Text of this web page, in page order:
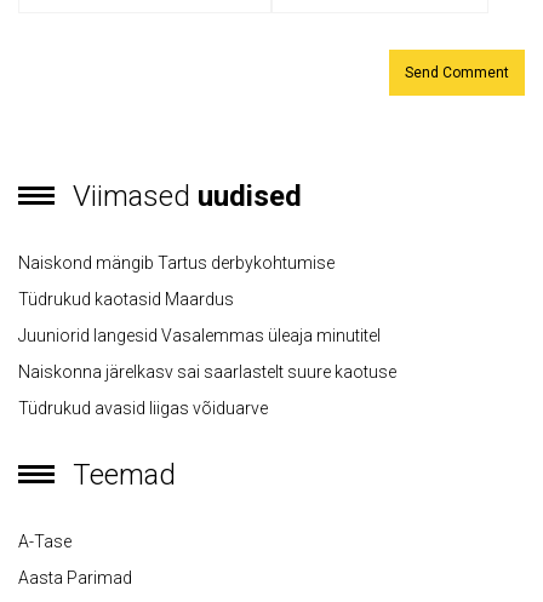
Viimased uudised
Naiskond mängib Tartus derbykohtumise
Tüdrukud kaotasid Maardus
Juuniorid langesid Vasalemmas üleaja minutitel
Naiskonna järelkasv sai saarlastelt suure kaotuse
Tüdrukud avasid liigas võiduarve
Teemad
A-Tase
Aasta Parimad